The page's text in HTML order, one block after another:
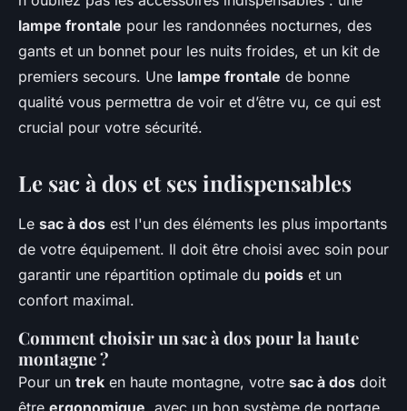
lampe frontale pour les randonnées nocturnes, des
gants et un bonnet pour les nuits froides, et un kit de
premiers secours. Une lampe frontale de bonne
qualité vous permettra de voir et d’être vu, ce qui est
crucial pour votre sécurité.
Le sac à dos et ses indispensables
Le sac à dos est l'un des éléments les plus importants
de votre équipement. Il doit être choisi avec soin pour
garantir une répartition optimale du poids et un
confort maximal.
Comment choisir un sac à dos pour la haute
montagne ?
Pour un trek en haute montagne, votre sac à dos doit